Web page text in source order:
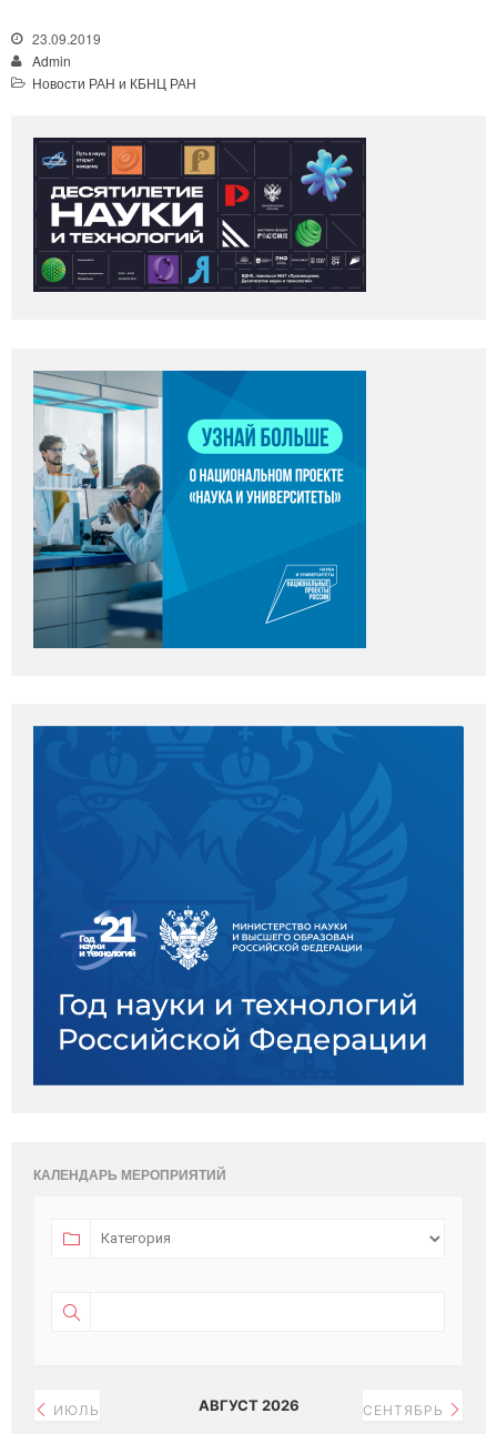
23.09.2019
Admin
Новости РАН и КБНЦ РАН
КАЛЕНДАРЬ МЕРОПРИЯТИЙ
ИЮЛЬ АВГУСТ 2026 СЕНТЯБРЬ